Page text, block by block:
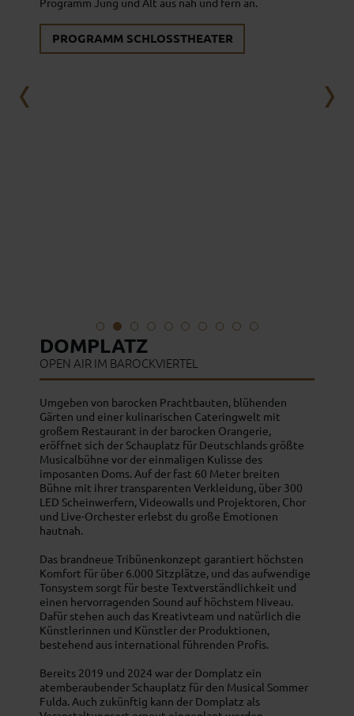
PROGRAMM SCHLOSSTHEATER
DOMPLATZ
OPEN AIR IM BAROCKVIERTEL
Umgeben von barocken Prachtbauten, blühenden
Gärten und einer kulinarischen Cateringwelt mit
großem Restaurant in der barocken Orangerie,
eröffnet sich der Schauplatz für Deutschlands größte
Musicalbühne vor der einmaligen Kulisse des
imposanten Doms. Auf der fast 60 Meter breiten
Bühne mit ihrer transparenten Verkleidung, über 300
LED Scheinwerfern, Videowalls und Projektoren, Chor
und Live-Orchester erlebst du große Emotionen
hautnah.
Das brandneue Tribünenkonzept garantiert höchsten
Komfort für über 6.000 Sitzplätze, und das aufwendige
Tonsystem sorgt für beste Textverständlichkeit und
einen hervorragenden Sound auf höchstem Niveau.
Dafür stehen auch das Kreativteam und natürlich die
Künstlerinnen und Künstler der Produktionen,
bestehend aus international führenden Profis.
Bereits 2019 und 2024 war der Domplatz ein
atemberaubender Schauplatz für den Musical Sommer
Fulda. Auch zukünftig kann der Domplatz als